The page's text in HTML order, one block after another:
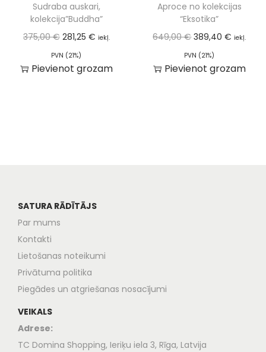
Sudraba auskari,
kolekcija”Buddha”
375,00€ 281,25 € iekļ.
PVN (21%)
Pievienot grozam
Aproce no kolekcijas
“Eksotika”
649,00€ 389,40€ iekļ.
PVN (21%)
Pievienot grozam
SATURA RĀDĪTĀJS
Par mums
Kontakti
Lietošanas noteikumi
Privātuma politika
Piegādes un atgriešanas nosacījumi
VEIKALS
Adrese:
TC Domina Shopping, Ieriķu iela 3, Rīga, Latvija